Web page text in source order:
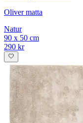
Oliver matta
Natur
90 x 50 cm
290 kr